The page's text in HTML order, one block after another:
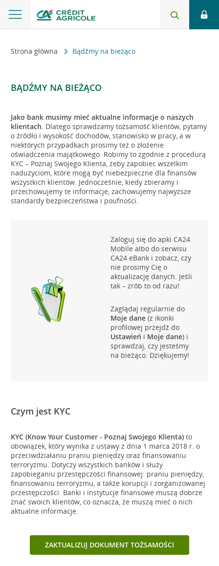
Strona główna Bądźmy na bieżąco
BĄDŹMY NA BIEŻĄCO
Jako bank musimy mieć aktualne informacje o naszych
klientach. Dlatego sprawdzamy tożsamość klientów, pytamy
o źródło i wysokość dochodów, stanowisko w pracy, a w
niektórych przypadkach prosimy też o złożenie
oświadczenia majątkowego. Robimy to zgodnie z procedurą
KYC – Poznaj Swojego Klienta, żeby zapobiec wszelkim
nadużyciom, które mogą być niebezpieczne dla finansów
wszystkich klientów. Jednocześnie, kiedy zbieramy i
przechowujemy te informacje, zachowujemy najwyższe
standardy bezpieczeństwa i poufności.
Zaloguj się do apki CA24
Mobile albo do serwisu
CA24 eBank i zobacz, czy
nie prosimy Cię o
aktualizację danych. Jeśli
tak – zrób to od razu!
Zaglądaj regularnie do
Moje dane(z ikonki
profilowej przejdź do
Ustawień i Moje dane) i
sprawdzaj, czy jesteśmy
na bieżąco. Dziękujemy!
Czym jest KYC
KYC (Know Your Customer - Poznaj Swojego Klienta) to
obowiązek, który wynika z ustawy z dnia 1 marca 2018 r. o
przeciwdziałaniu praniu pieniędzy oraz finansowaniu
terroryzmu. Dotyczy wszystkich banków i służy
zapobieganiu przestępczości finansowej: praniu pieniędzy,
finansowaniu terroryzmu, a także korupcji i zorganizowanej
przestępczości. Banki i instytucje finansowe muszą dobrze
znać swoich klientów, co oznacza, że muszą mieć o nich
aktualne informacje.
ZAKTUALIZUJ DOKUMENT TOŻSAMOŚCI